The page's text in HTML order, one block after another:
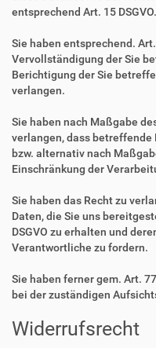
entsprechend Art. 15 DSGVO.
Sie haben entsprechend.
Vervollständigung der Sie
Berichtigung der Sie
verlangen.
Sie haben nach Maßgabe
verlangen, dass
bzw. alternativ nach
Einschränkung der
Sie haben das Recht zu
Daten, die Sie uns
DSGVO zu erhalten und
Verantwortliche zu fordern.
Sie haben ferner gem. Art.
bei der zuständigen
Widerrufsrecht